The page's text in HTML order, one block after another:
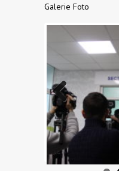
Galerie Foto
Previo
us